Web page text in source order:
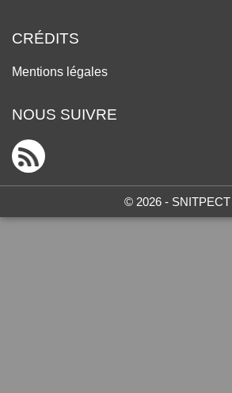
CRÉDITS
Mentions légales
NOUS SUIVRE
© 2026 - SNITPECT